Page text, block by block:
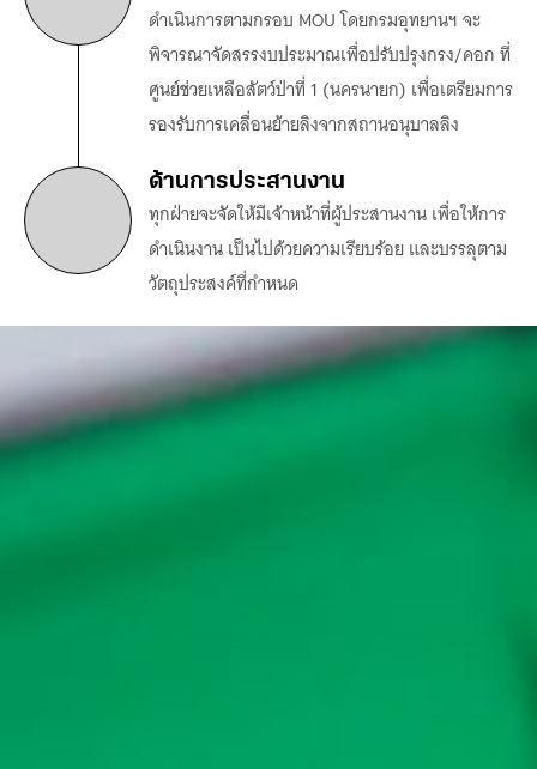
ดำเนินการตามกรอบ MOU โดยกรมอุทยานฯ จะ
พิจารณาจัดสรรงบประมาณเพื่อปรับปรุงกรง/คอก ที่
ศูนย์ช่วยเหลือสัตว์ป่าที่ 1 (นครนายก) เพื่อเตรียมการ
ด้านการประสานงาน
ทุกฝ่ายจะจัดให้มีเจ้าหน้าที่ผู้ประสานงาน เพื่อให้การ
ดำเนินงาน เป็นไปด้วยความเรียบร้อย และบรรลุตาม